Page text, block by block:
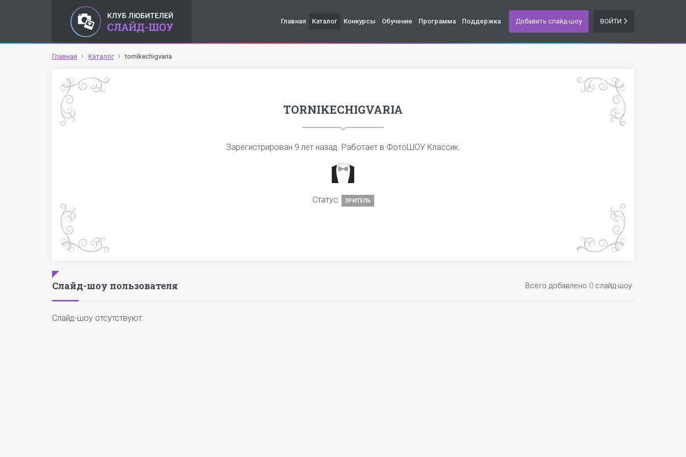
Главная Каталог Конкурсы Обучение Программа Поддержка Добавить слайд-шоу ВОЙТИ
Главная Каталог tornikechigvaria
TORNIKECHIGVARIA
Зарегистрирован 9 лет назад. Работает в ФотоШОУ Классик.
Статус: ЗРИТЕЛЬ
Слайд-шоу пользователя Всего добавлено 0 слайд-шоу.
Слайд-шоу отсутствуют.